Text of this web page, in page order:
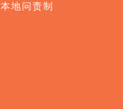
本地问责制